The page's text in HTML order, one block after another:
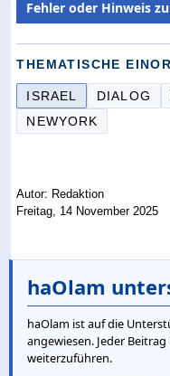
Fehler oder Hinweis
THEMATISCHE
ISRAEL DIALOG
NEWYORK
Autor: Redaktion
Freitag, 14 November 2025
haOlam
haOlam ist auf die
angewiesen. Jeder
weiterzuführen.